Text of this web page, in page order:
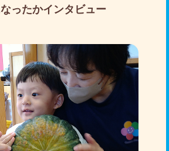
ったかインタビュー